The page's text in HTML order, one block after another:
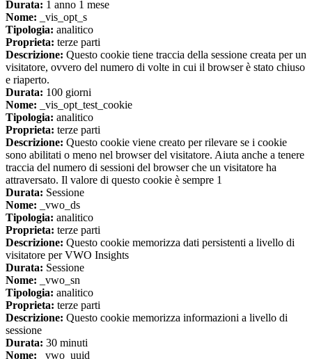
Durata: 1 anno 1 mese
Nome: _vis_opt_s
Tipologia: analitico
Proprieta: terze parti
Descrizione: Questo cookie tiene traccia della sessione creata per un
visitatore, ovvero del numero di volte in cui il browser è stato chiuso
e riaperto.
Durata: 100 giorni
Nome: _vis_opt_test_cookie
Tipologia: analitico
Proprieta: terze parti
Descrizione: Questo cookie viene creato per rilevare se i cookie
sono abilitati o meno nel browser del visitatore. Aiuta anche a tenere
traccia del numero di sessioni del browser che un visitatore ha
attraversato. Il valore di questo cookie è sempre 1
Durata: Sessione
Nome: _vwo_ds
Tipologia: analitico
Proprieta: terze parti
Descrizione: Questo cookie memorizza dati persistenti a livello di
visitatore per VWO Insights
Durata: Sessione
Nome: _vwo_sn
Tipologia: analitico
Proprieta: terze parti
Descrizione: Questo cookie memorizza informazioni a livello di
sessione
Durata: 30 minuti
Nome: _vwo_uuid